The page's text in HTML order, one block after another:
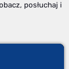
posłuchaj i